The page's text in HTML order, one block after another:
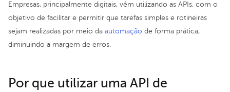
Empresas, principalmente digitais, vêm utilizando as APIs, com o
objetivo de facilitar e permitir que tarefas simples e rotineiras
sejam realizadas por meio da automação de forma prática,
diminuindo a margem de erros.
Por que utilizar uma API de